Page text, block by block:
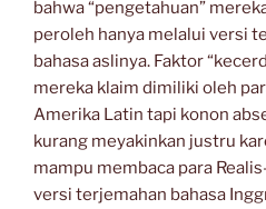
bahwa “pengetahuan”
peroleh hanya melalui versi
bahasa aslinya. Faktor
mereka klaim dimiliki oleh
Amerika Latin tapi konon
kurang meyakinkan justru
mampu membaca para
versi terjemahan bahasa